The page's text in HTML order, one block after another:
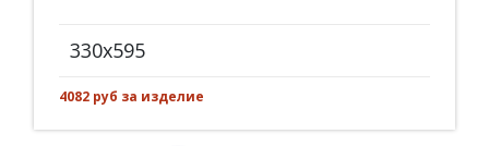
330x595
4082 руб за изделие